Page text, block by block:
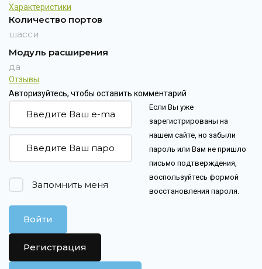
Характеристики
Количество портов
шасси
Модуль расширения
да
Отзывы
Авторизуйтесь, чтобы оставить комментарий
Запомнить меня
Войти
Регистрация
Если Вы уже
зарегистрированы на
нашем сайте, но забыли
пароль или Вам не пришло
письмо подтверждения,
воспользуйтесь формой
восстановления пароля.